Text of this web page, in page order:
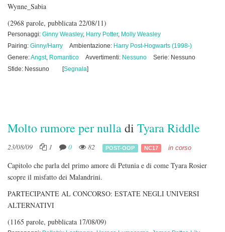
Wynne_Sabia
(2968 parole, pubblicata 22/08/11)
Personaggi: Ginny Weasley, Harry Potter, Molly Weasley
Pairing: Ginny/Harry Ambientazione: Harry Post-Hogwarts (1998-)
Genere:Angst, Romantico Avvertimenti: Nessuno
Serie: Nessuno
Sfide: Nessuno
[Segnala]
Molto rumore per nulladi Tyara Riddle
23/08/09 1 0 82 POST-OOP NC17 in corso
Capitolo che parla del primo amore di Petunia e di come Tyara Rosier
scopre il misfatto dei Malandrini.
PARTECIPANTE AL CONCORSO: ESTATE NEGLI UNIVERSI
ALTERNATIVI
(1165 parole, pubblicata 17/08/09)